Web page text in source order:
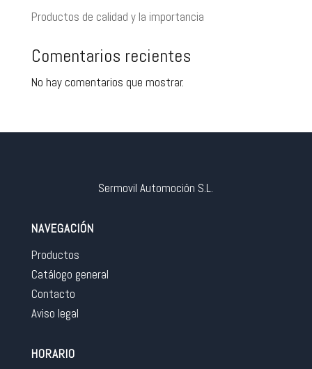
Productos de calidad y la importancia
Comentarios recientes
No hay comentarios que mostrar.
Sermovil Automoción S.L.
NAVEGACIÓN
Productos
Catálogo general
Contacto
Aviso legal
HORARIO